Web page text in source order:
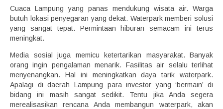
Cuaca Lampung yang panas mendukung wisata air. Warga
butuh lokasi penyegaran yang dekat. Waterpark memberi solusi
yang sangat tepat. Permintaan hiburan semacam ini terus
meningkat.
Media sosial juga memicu ketertarikan masyarakat. Banyak
orang ingin pengalaman menarik. Fasilitas air selalu terlihat
menyenangkan. Hal ini meningkatkan daya tarik waterpark.
Apalagi di daerah Lampung para investor yang ‘bermain’ di
bidang ini masih sangat sedikit. Tentu jika Anda segera
merealisasikan rencana Anda membangun waterpark, akan